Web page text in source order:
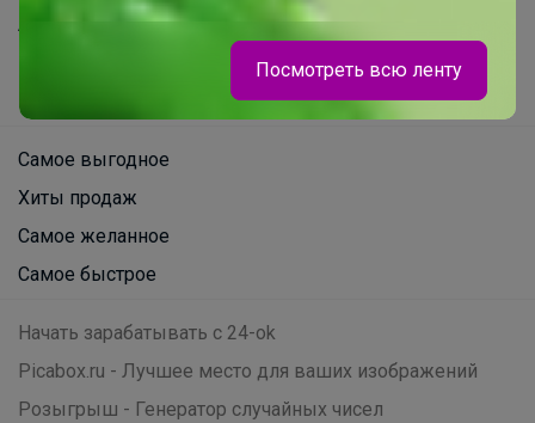
Анонсы
Самое выгодное
Хиты продаж
Самое желанное
Самое быстрое
Начать зарабатывать с 24-ok
Picabox.ru - Лучшее место для ваших изображений
Розыгрыш - Генератор случайных чисел
Посмотреть всю ленту